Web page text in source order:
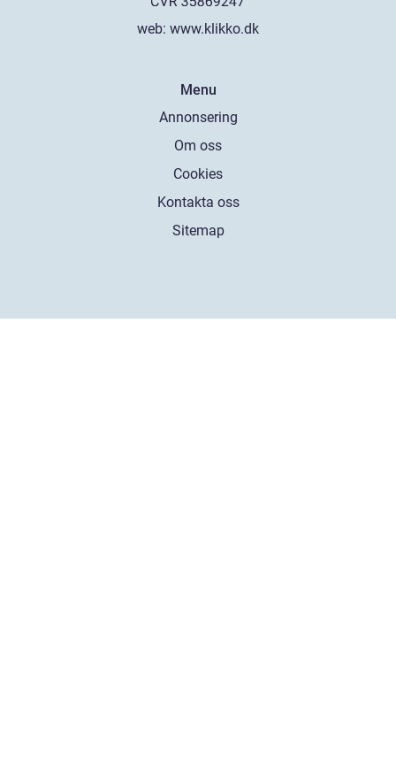
web: www.klikko.dk
Menu
Annonsering
Om oss
Cookies
Kontakta oss
Sitemap